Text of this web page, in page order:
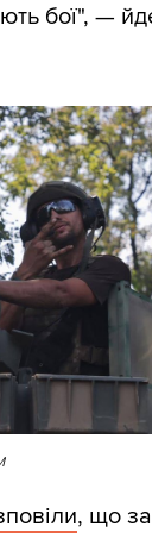
бої", —
, що